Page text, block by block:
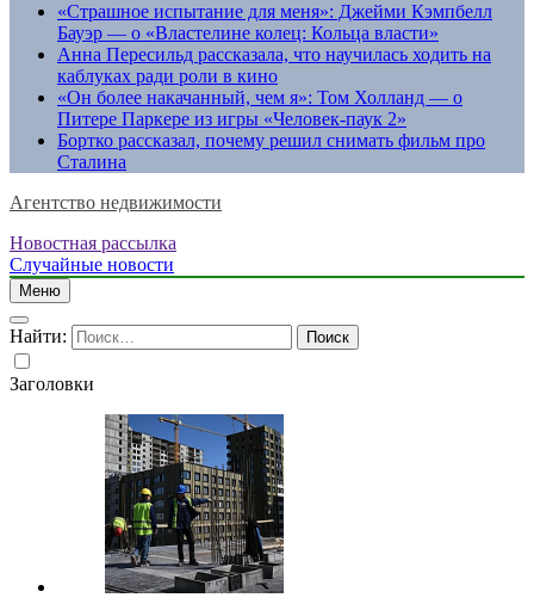
«Страшное испытание для меня»: Джейми Кэмпбелл
Бауэр — о «Властелине колец: Кольца власти»
Анна Пересильд рассказала, что научилась ходить на
каблуках ради роли в кино
«Он более накачанный, чем я»: Том Холланд — о
Питере Паркере из игры «Человек-паук 2»
Бортко рассказал, почему решил снимать фильм про
Сталина
Агентство недвижимости
Новостная рассылка
Случайные новости
Меню
Найти:
Заголовки